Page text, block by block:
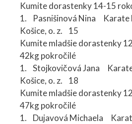
Kumite dorastenky 14-15
1. Pasnišinová Nina Karate
Košice, o. z. 15
Kumite mladšie dorastenky
42kg pokročilé
1. Stojkovičová Jana
Košice, o. z. 18
Kumite mladšie dorastenky
47kg pokročilé
1. Dujavová Michaela